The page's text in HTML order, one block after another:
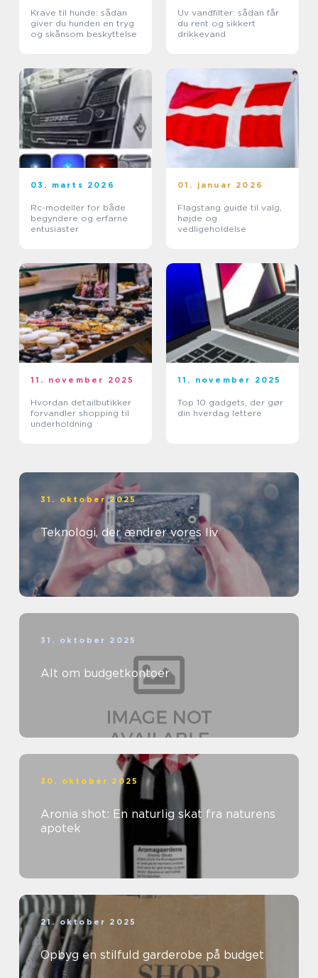
Krave til hunde: sådan
giver du hunden en tryg
og skånsom beskyttelse
Uv vandfilter: sådan får
du rent og sikkert
drikkevand
03. marts 2026
Rc-modeller for både
begyndere og erfarne
entusiaster
01. januar 2026
Flagstang guide til valg,
højde og
vedligeholdelse
11. november 2025
Hvordan detailbutikker
forvandler shopping til
underholdning
11. november 2025
Top 10 gadgets, der gør
din hverdag lettere
31. oktober 2025
Teknologi, der ændrer vores liv
31. oktober 2025
Alt om budgetkontoer
30. oktober 2025
Aronia shot: En naturlig skat fra naturens
apotek
21. oktober 2025
Opbyg en stilfuld garderobe på budget